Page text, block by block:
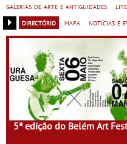
galerias de arte e antiguidades
directório
mapa notícias e
5ª edição do Belém Art Fest